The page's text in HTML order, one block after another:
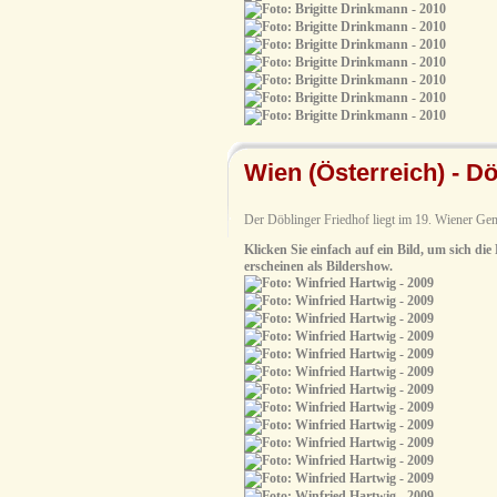
Wien (Österreich) -
Der Döblinger Friedhof liegt im 19. Wiener
Klicken Sie einfach auf ein Bild, um sich
erscheinen als Bildershow.